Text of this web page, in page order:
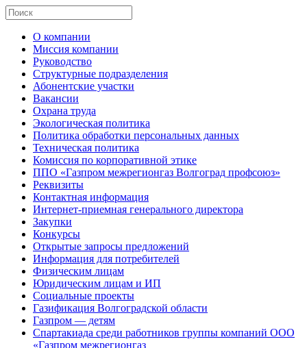
О компании
Миссия компании
Руководство
Структурные подразделения
Абонентские участки
Вакансии
Охрана труда
Экологическая политика
Политика обработки персональных данных
Техническая политика
Комиссия по корпоративной этике
ППО «Газпром межрегионгаз Волгоград профсоюз»
Реквизиты
Контактная информация
Интернет-приемная генерального директора
Закупки
Конкурсы
Открытые запросы предложений
Информация для потребителей
Физическим лицам
Юридическим лицам и ИП
Социальные проекты
Газификация Волгоградской области
Газпром — детям
Спартакиада среди работников группы компаний ООО
«Газпром межрегионгаз